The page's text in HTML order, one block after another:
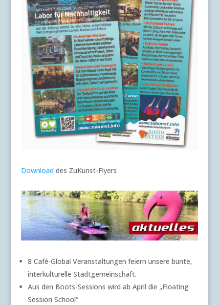
Download des ZuKunst-Flyers
8 Café-Global Veranstaltungen feiern unsere bunte,
interkulturelle Stadtgemeinschaft.
Aus den Boots-Sessions wird ab April die „Floating
Session School“